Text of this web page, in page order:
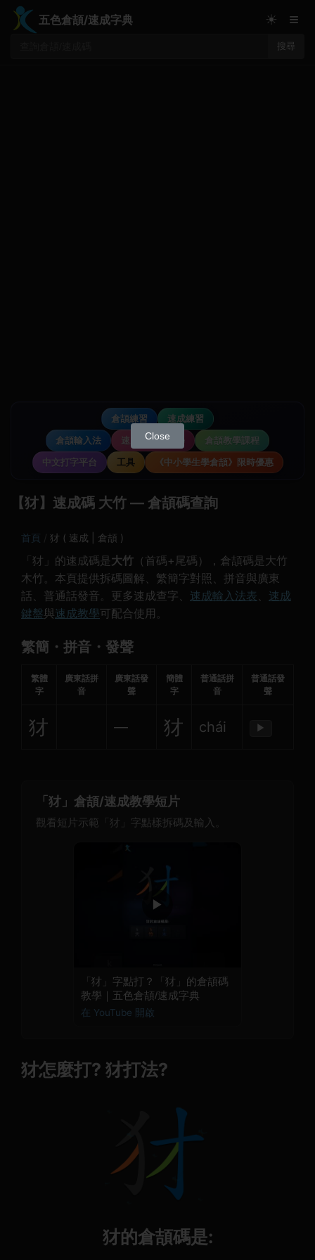
五色倉頡/速成字典
搜尋
☀ ≡
倉頡練習
速成練習
倉頡輸入法
速成輸入法教學
倉頡教學課程
中文打字平台
工具 《中小學生學倉頡》限時優惠
【犲】速成碼 大竹 — 倉頡碼查詢
首頁 犲 ( 速成 | 倉頡 )
「犲」的速成碼是 大竹 （首碼+尾碼），倉頡碼是大竹
木竹。本頁提供拆碼圖解、繁簡字對照、拼音與廣東
話、普通話發音。更多速成查字、 速成輸入法表、 速成
鍵盤與速成教學可配合使用。
繁簡・拼音・發聲
繁體
字
廣東話拼
音
廣東話發
聲
簡體
字
普通話拼
音
普通話發
聲
犲 — 犲 chái ▶
「犲」倉頡/速成教學短片
觀看短片示範「犲」字點樣拆碼及輸入。
▶
「犲」字點打？「犲」的倉頡碼
教學｜五色倉頡/速成字典
在 YouTube 開啟
犲怎麼打? 犲打法?
犲的倉頡碼是:
Close